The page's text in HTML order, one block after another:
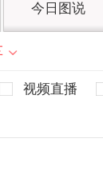
今日图说
视频直播